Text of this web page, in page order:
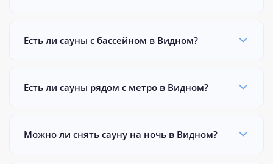
Есть ли сауны с бассейном в Видном?
Есть ли сауны рядом с метро в Видном?
Можно ли снять сауну на ночь в Видном?